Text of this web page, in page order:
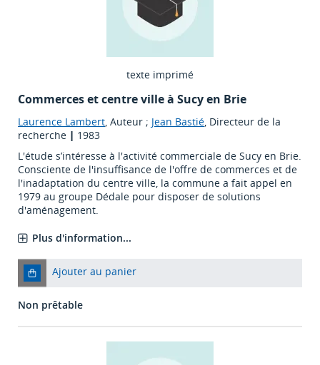
texte imprimé
Commerces et centre ville à Sucy en Brie
Laurence Lambert, Auteur ; Jean Bastié, Directeur de la
recherche | 1983
L'étude s’intéresse à l'activité commerciale de Sucy en Brie.
Consciente de l'insuffisance de l'offre de commerces et de
l'inadaptation du centre ville, la commune a fait appel en
1979 au groupe Dédale pour disposer de solutions
d'aménagement.
Plus d'information...
Ajouter au panier
Non prêtable